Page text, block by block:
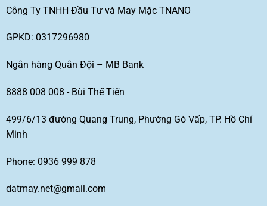
Công Ty TNHH Đầu Tư và May Mặc TNANO
GPKD: 0317296980
Ngân hàng Quân Đội – MB Bank
8888 008 008 - Bùi Thế Tiến
499/6/13 đường Quang Trung, Phường Gò Vấp, TP. Hồ Chí
Minh
Phone: 0936 999 878
datmay.net@gmail.com